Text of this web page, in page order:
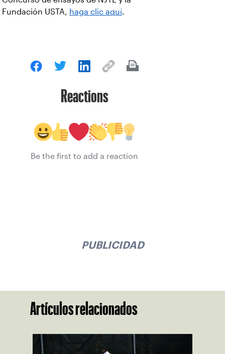
Fundación USTA, haga clic aquí.
Reactions
Be the first to add a reaction
PUBLICIDAD
Artículos relacionados